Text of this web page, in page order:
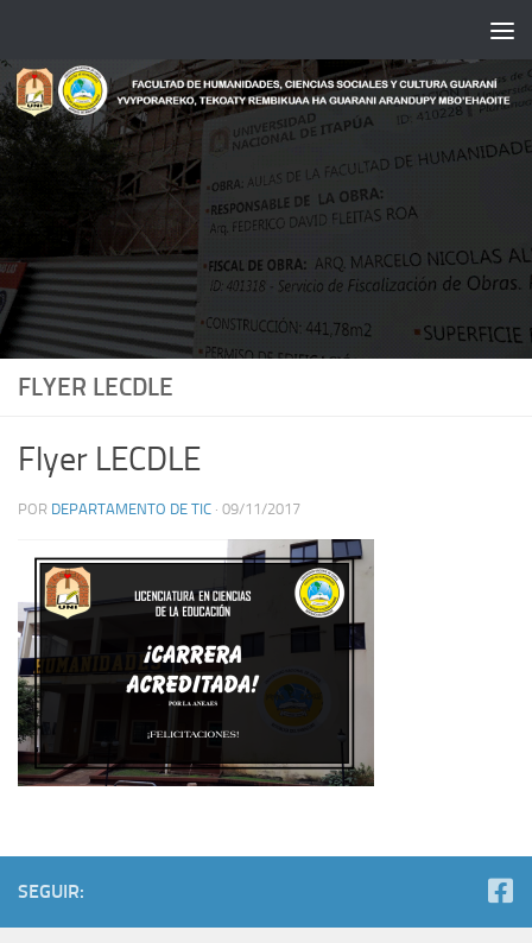
FLYER LECDLE
Flyer LECDLE
POR DEPARTAMENTO DE TIC · 09/11/2017
SEGUIR: